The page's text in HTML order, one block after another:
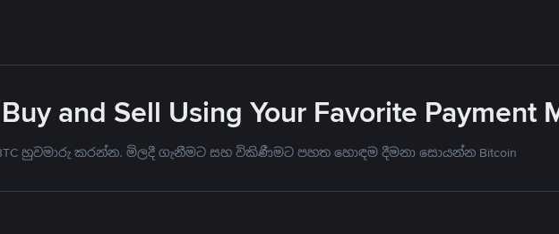
and Sell Using Your Favorite Payment
BTC හුවමාරු කරන්න. මිලදී ගැනීමට සහ විකිණීමට පහත හොඳම දීමනා සොයන්න Bitcoin